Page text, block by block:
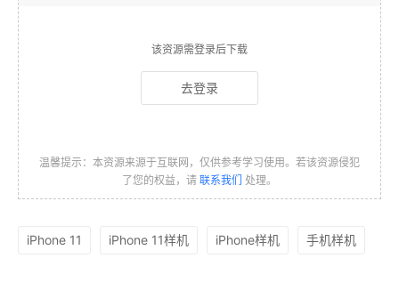
该资源需登录后下载
去登录
温馨提示：本资源来源于互联网，仅供参考学习使用。若该资源侵犯
了您的权益，请 联系我们 处理。
iPhone 11 iPhone 11样机 iPhone样机 手机样机